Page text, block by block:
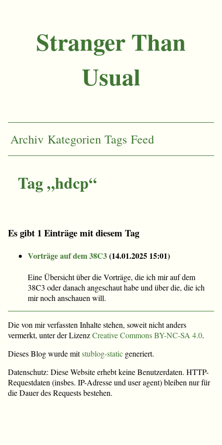
Stranger Than
Usual
Archiv Kategorien Tags Feed
Tag „hdcp“
Es gibt 1 Einträge mit diesem Tag
Vorträge auf dem 38C3(14.01.2025 15:01)
Eine Übersicht über die Vorträge, die ich mir auf dem
38C3 oder danach angeschaut habe und über die, die ich
mir noch anschauen will.
Die von mir verfassten Inhalte stehen, soweit nicht anders
vermerkt, unter der LizenzCreative Commons BY-NC-SA 4.0.
Dieses Blog wurde mitstublog-static generiert.
Datenschutz: Diese Website erhebt keine Benutzerdaten. HTTP-
Requestdaten (insbes. IP-Adresse und user agent) bleiben nur für
die Dauer des Requests bestehen.